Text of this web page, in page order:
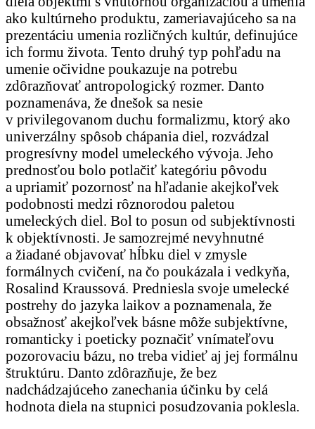
ako kultúrneho produktu, zameriavajúceho sa na
prezentáciu umenia rozličných kultúr, definujúce
ich formu života. Tento druhý typ pohľadu na
umenie očividne poukazuje na potrebu
zdôrazňovať antropologický rozmer. Danto
poznamenáva, že dnešok sa nesie
v privilegovanom duchu formalizmu, ktorý ako
univerzálny spôsob chápania diel, rozvádzal
progresívny model umeleckého vývoja. Jeho
prednosťou bolo potlačiť kategóriu pôvodu
a upriamiť pozornosť na hľadanie akejkoľvek
podobnosti medzi rôznorodou paletou
umeleckých diel. Bol to posun od subjektívnosti
k objektívnosti. Je samozrejmé nevyhnutné
a žiadané objavovať hĺbku diel v zmysle
formálnych cvičení, na čo poukázala i vedkyňa,
Rosalind Kraussová. Predniesla svoje umelecké
postrehy do jazyka laikov a poznamenala, že
obsažnosť akejkoľvek básne môže subjektívne,
romanticky i poeticky poznačiť vnímateľovu
pozorovaciu bázu, no treba vidieť aj jej formálnu
štruktúru. Danto zdôrazňuje, že bez
nadchádzajúceho zanechania účinku by celá
hodnota diela na stupnici posudzovania poklesla.